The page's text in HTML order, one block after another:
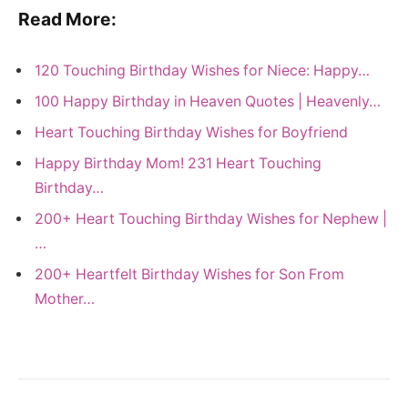
Read More:
120 Touching Birthday Wishes for Niece: Happy…
100 Happy Birthday in Heaven Quotes | Heavenly…
Heart Touching Birthday Wishes for Boyfriend
Happy Birthday Mom! 231 Heart Touching
Birthday…
200+ Heart Touching Birthday Wishes for Nephew |
…
200+ Heartfelt Birthday Wishes for Son From
Mother…